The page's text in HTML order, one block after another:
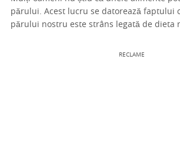
părului. Acest lucru se datorează faptului
părului nostru este strâns legată de dieta
RECLAME